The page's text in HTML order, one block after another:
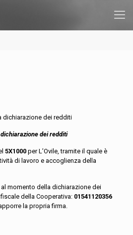
dichiarazione dei redditi
dichiarazione dei redditi
5X1000per L’Ovile, tramite il quale è
di lavoro e accoglienza della
momento della dichiarazione dei
della Cooperativa: 01541120356
la propria firma.